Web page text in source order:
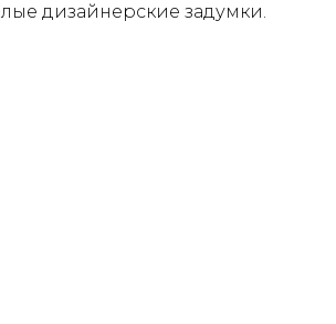
дизайнерские задумки.